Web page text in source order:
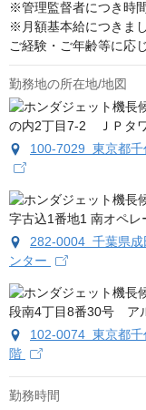
※管理監督者につき時
※月額基本給につきま
ご経験・ご年齢等に応
勤務地の所在地/地図
100-7029 東京都
282-0004 千葉県成
ンター
102-0074 東京都
階
勤務時間